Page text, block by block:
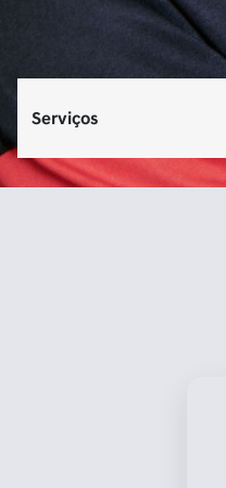
Serviços